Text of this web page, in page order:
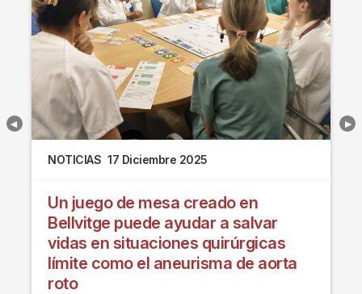
NOTICIAS 17 Diciembre 2025
Un juego de mesa creado en
Bellvitge puede ayudar a salvar
vidas en situaciones quirúrgicas
límite como el aneurisma de aorta
roto